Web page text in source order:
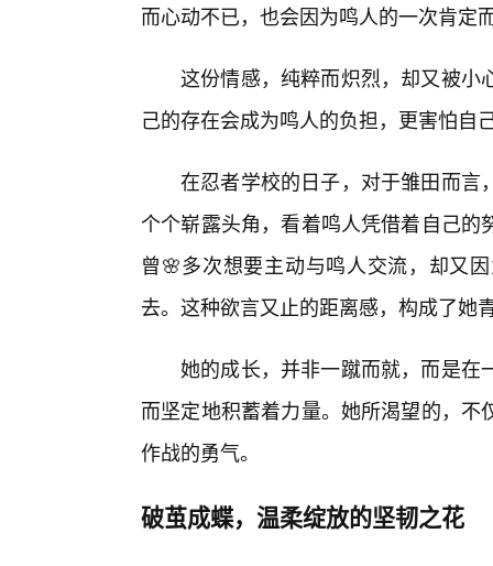
而心动不已，也会因为鸣人的一次肯定
这份情感，纯粹而炽烈，却又被小
己的存在会成为鸣人的负担，更害怕自
在忍者学校的日子，对于雏田而言
个个崭露头角，看着鸣人凭借着自己
曾🌸多次想要主动与鸣人交流，却又
去。这种欲言又止的距离感，构成了她
她的成长，并非一蹴而就，而是在
而坚定地积蓄着力量。她所渴望的，
作战的勇气。
破茧成蝶，温柔绽放的坚韧之花